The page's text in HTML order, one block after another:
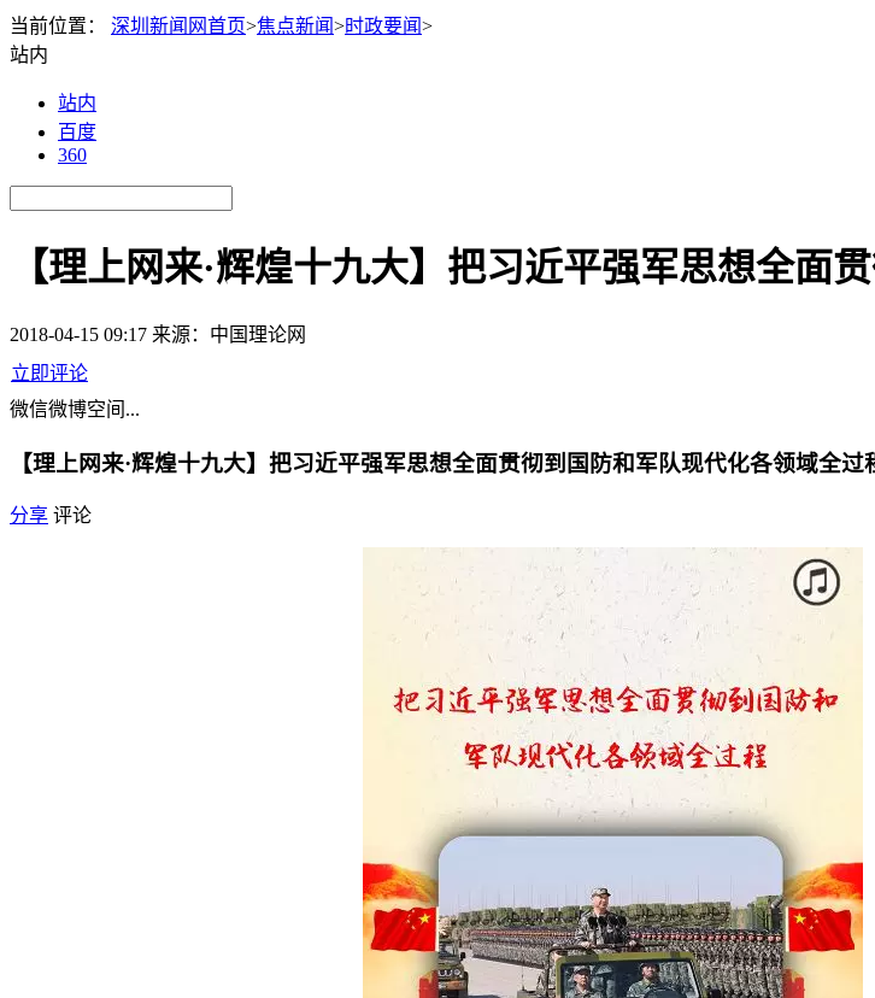
当前位置： 深圳新闻网首页>焦点新闻>时政要闻>
站内
站内
百度
360
【理上网来·辉煌十九大】把习近平强军思想全面
2018-04-15 09:17 来源：中国理论网
立即评论
微信微博空间 ...
【理上网来·辉煌十九大】把习近平强军思想全面贯彻到国防和军队现代化各领域全过
分享 评论